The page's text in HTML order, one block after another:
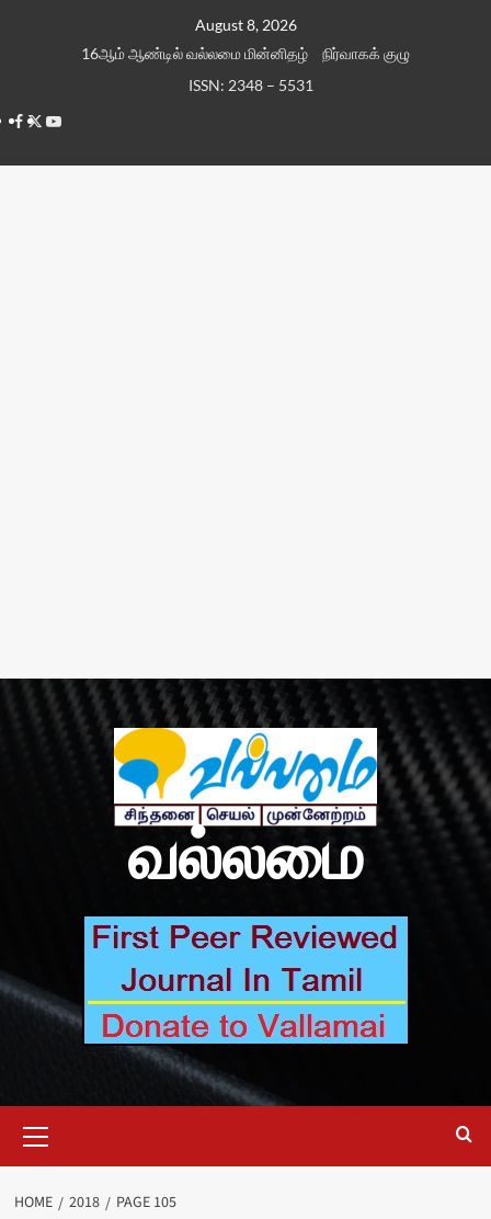
August 8, 2026
16ஆம் ஆண்டில் வல்லமை மின்னிதழ்
நிர்வாகக் குழு
ISSN: 2348 – 5531
Facebook
TwitterYoutube
வல்லமை
Menu
HOME 2018 PAGE 105